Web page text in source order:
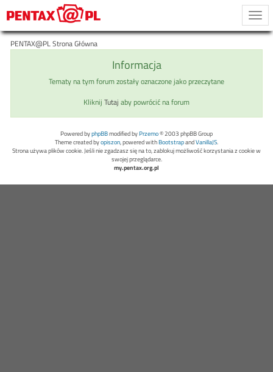
PENTAX@PL Strona Główna
Informacja
Tematy na tym forum zostały oznaczone jako przeczytane
Kliknij Tutaj aby powrócić na forum
Powered byphpBBmodified byPrzemo© 2003 phpBB Group
Theme created byopiszon, powered withBootstrapandVanillaJS.
Strona używa plików cookie. Jeśli nie zgadzasz się na to, zablokuj możliwość korzystania z cookie w
swojej przeglądarce.
my.pentax.org.pl